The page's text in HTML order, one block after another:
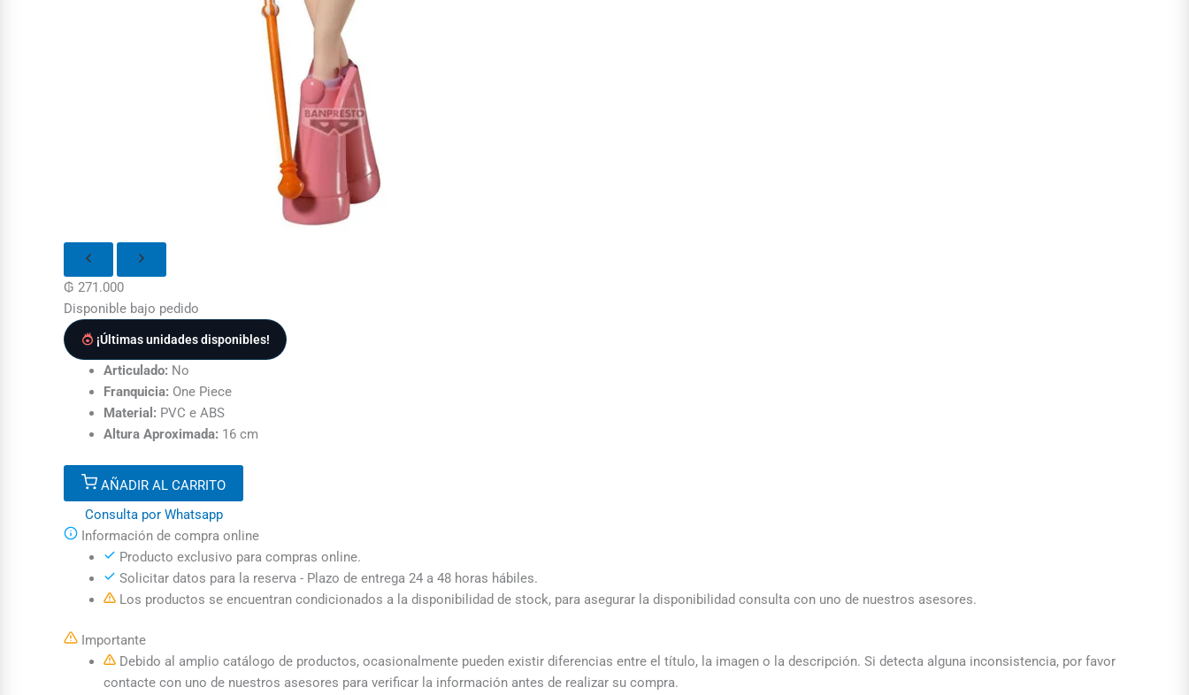
₲ 271.000
Disponible bajo pedido
¡Últimas unidades disponibles!
Articulado: No
Franquicia: One Piece
Material: PVC e ABS
Altura Aproximada: 16 cm
AÑADIR AL CARRITO
Consulta por Whatsapp
Información de compra online
Producto exclusivo para compras online.
Solicitar datos para la reserva - Plazo de entrega 24 a 48 horas hábiles.
Los productos se encuentran condicionados a la disponibilidad de stock, para asegurar la disponibilidad consulta con uno de nuestros asesores.
Importante
Debido al amplio catálogo de productos, ocasionalmente pueden existir diferencias entre el título, la imagen o la descripción. Si detecta alguna inconsistencia, por favor
contacte con uno de nuestros asesores para verificar la información antes de realizar su compra.